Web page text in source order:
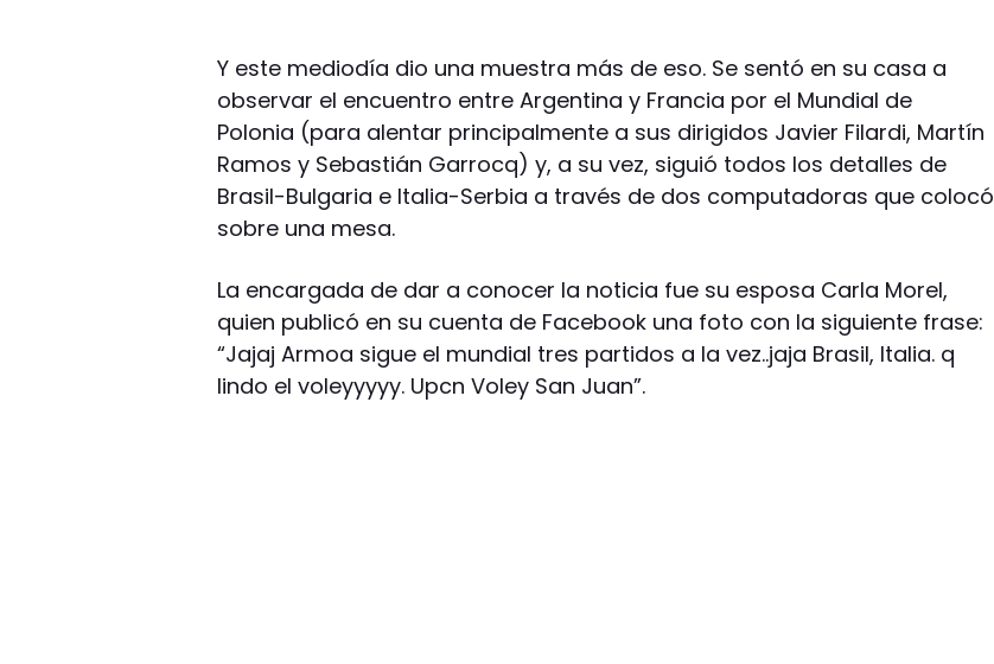
Y este mediodía dio una muestra más de eso. Se sentó en su casa a
observar el encuentro entre Argentina y Francia por el Mundial de
Polonia (para alentar principalmente a sus dirigidos Javier Filardi, Martín
Ramos y Sebastián Garrocq) y, a su vez, siguió todos los detalles de
Brasil-Bulgaria e Italia-Serbia a través de dos computadoras que colocó
sobre una mesa.
La encargada de dar a conocer la noticia fue su esposa Carla Morel,
quien publicó en su cuenta de Facebook una foto con la siguiente frase:
“Jajaj Armoa sigue el mundial tres partidos a la vez..jaja Brasil, Italia. q
lindo el voleyyyyy. Upcn Voley San Juan”.